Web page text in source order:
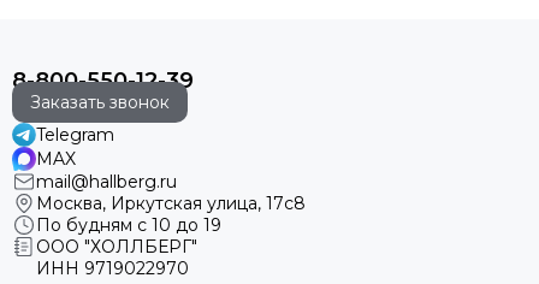
8-800-550-12-39
Заказать звонок
Telegram
MAX
mail@hallberg.ru
Москва, Иркутская улица, 17с8
По будням с 10 до 19
ООО "ХОЛЛБЕРГ"
ИНН 9719022970